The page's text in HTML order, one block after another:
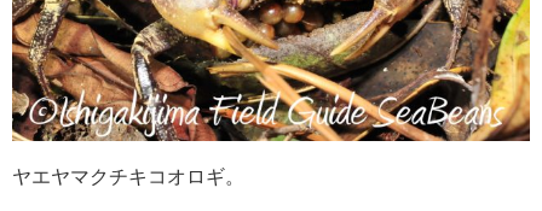
ヤエヤマクチキコオロギ。